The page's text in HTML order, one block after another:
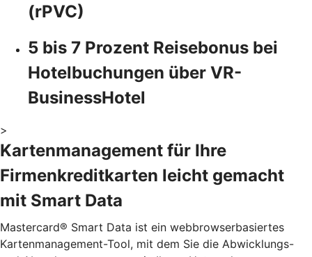
(rPVC)
5 bis 7 Prozent Reisebonus bei
Hotelbuchungen über VR-
BusinessHotel
>
Kartenmanagement für Ihre
Firmenkreditkarten leicht gemacht
mit Smart Data
Mastercard® Smart Data ist ein webbrowserbasiertes
Kartenmanagement-Tool, mit dem Sie die Abwicklungs-